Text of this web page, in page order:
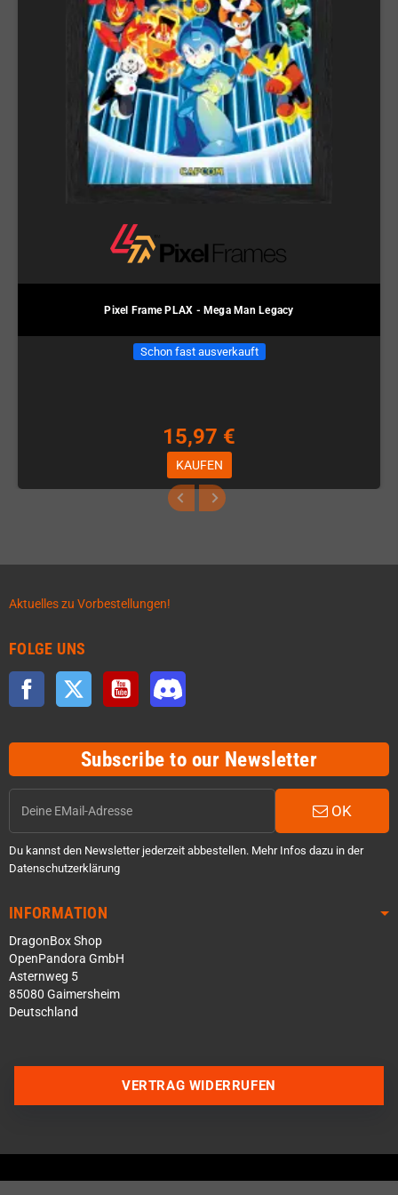
Pixel Frame PLAX - Mega Man Legacy
Schon fast ausverkauft
15,97 €
KAUFEN
Aktuelles zu Vorbestellungen!
FOLGE UNS
Facebook Twitter YouTube
Subscribe to our Newsletter
OK
Du kannst den Newsletter jederzeit abbestellen. Mehr Infos dazu in der
Datenschutzerklärung
INFORMATION
DragonBox Shop
OpenPandora GmbH
Asternweg 5
85080 Gaimersheim
Deutschland
Über WhatsApp schreiben
VERTRAG WIDERRUFEN